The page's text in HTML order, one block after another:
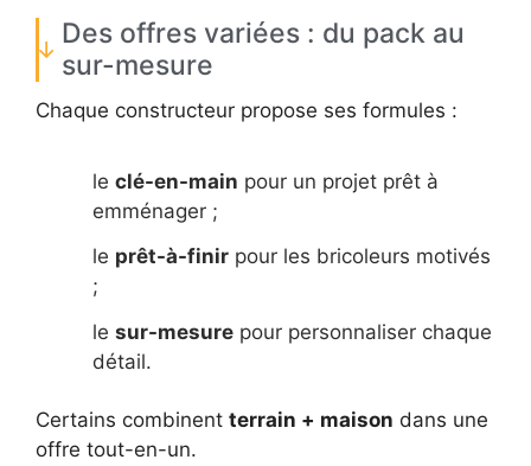
Des offres variées : du pack au
sur-mesure
Chaque constructeur propose ses formules :
le clé-en-main pour un projet prêt à
emménager ;
le prêt-à-finir pour les bricoleurs motivés
;
le sur-mesure pour personnaliser chaque
détail.
Certains combinent terrain + maison dans une
offre tout-en-un.